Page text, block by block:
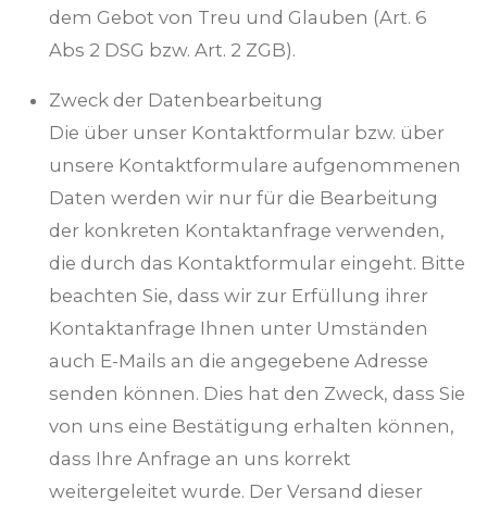
dem Gebot von Treu und Glauben (Art. 6
Abs 2 DSG bzw. Art. 2 ZGB).
Zweck der Datenbearbeitung
Die über unser Kontaktformular bzw. über
unsere Kontaktformulare aufgenommenen
Daten werden wir nur für die Bearbeitung
der konkreten Kontaktanfrage verwenden,
die durch das Kontaktformular eingeht. Bitte
beachten Sie, dass wir zur Erfüllung ihrer
Kontaktanfrage Ihnen unter Umständen
auch E-Mails an die angegebene Adresse
senden können. Dies hat den Zweck, dass Sie
von uns eine Bestätigung erhalten können,
dass Ihre Anfrage an uns korrekt
weitergeleitet wurde. Der Versand dieser